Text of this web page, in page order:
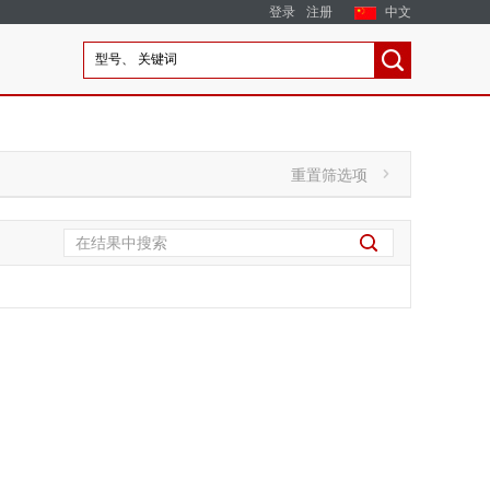
中文
登录 注册
重置筛选项 '